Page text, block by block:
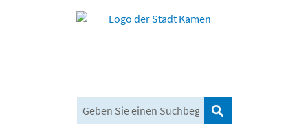
Suchen